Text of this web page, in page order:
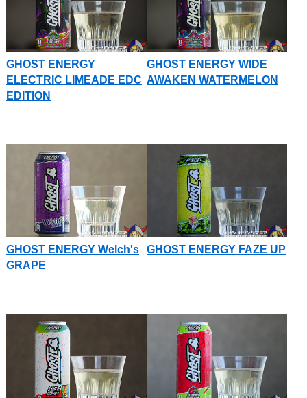
GHOST ENERGY
ELECTRIC LIMEADE EDC
EDITION
GHOST ENERGY WIDE
AWAKEN WATERMELON
GHOST ENERGY Welch's
GRAPE
GHOST ENERGY FAZE UP